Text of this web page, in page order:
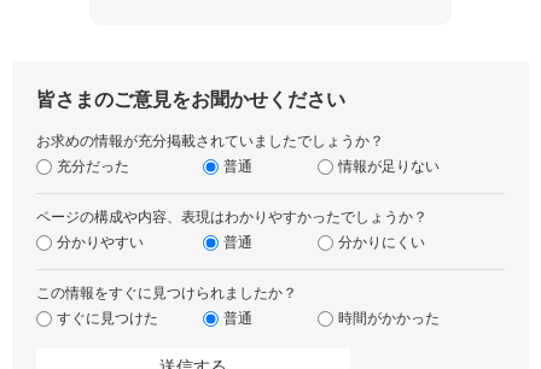
皆さまのご意見をお聞かせください
お求めの情報が充分掲載されていましたでしょうか？
充分だった
普通 情報が足りない
ページの構成や内容、表現はわかりやすかったでしょうか？
分かりやすい
普通 分かりにくい
この情報をすぐに見つけられましたか？
すぐに見つけた
普通 時間がかかった